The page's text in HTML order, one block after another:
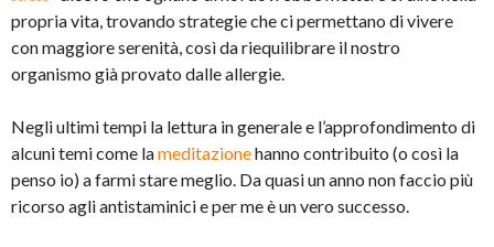
propria vita, trovando strategie che ci permettano di vivere
con maggiore serenità, così da riequilibrare il nostro
organismo già provato dalle allergie.
Negli ultimi tempi la lettura in generale e l’approfondimento di
alcuni temi come lameditazionehanno contribuito (o così la
penso io) a farmi stare meglio. Da quasi un anno non faccio più
ricorso agli antistaminici e per me è un vero successo.